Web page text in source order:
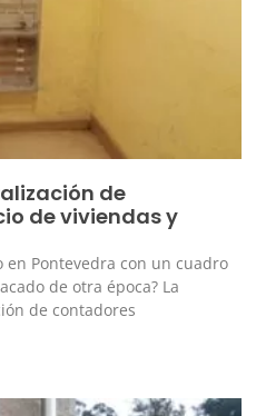
de
de viviendas y
en Pontevedra con un cuadro
de otra época? La
de contadores